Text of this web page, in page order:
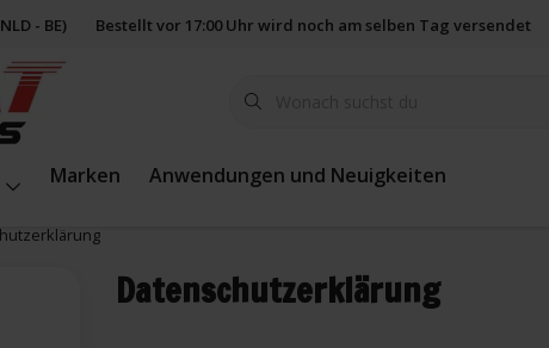
- BE) Bestellt vor 17:00 Uhr wird noch am selben Tag versendet
Marken Anwendungen und Neuigkeiten
Datenschutzerklärung